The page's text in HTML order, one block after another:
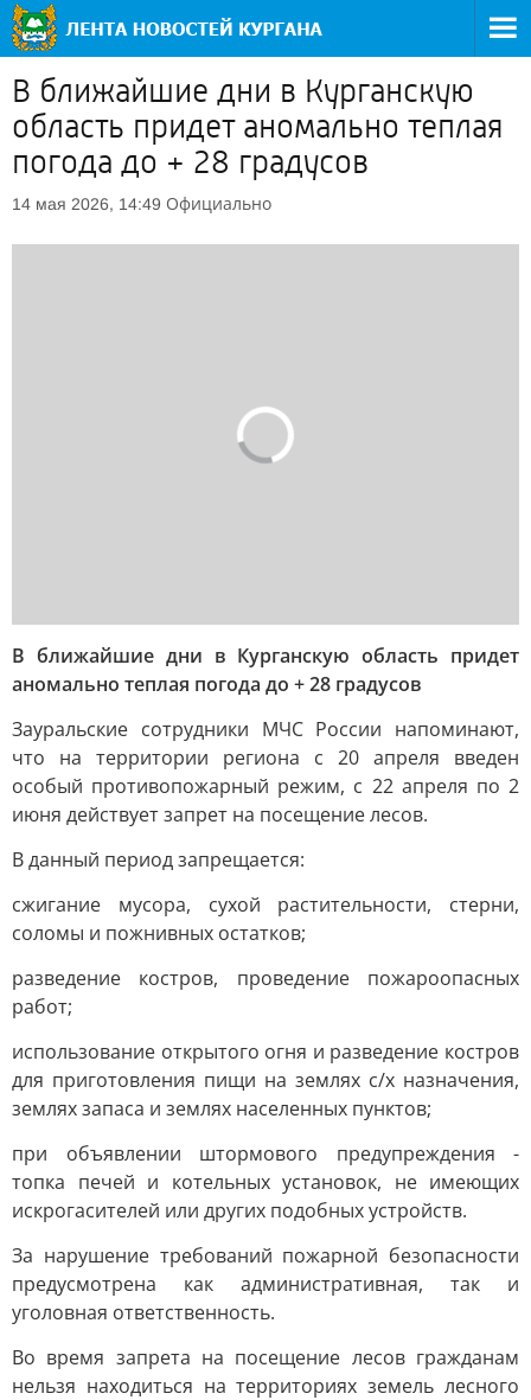
В ближайшие дни в Курганскую
область придет аномально теплая
погода до + 28 градусов
14 мая 2026, 14:49 Официально
В ближайшие дни в Курганскую область придет
аномально теплая погода до + 28 градусов
Зауральские сотрудники МЧС России напоминают,
что на территории региона с 20 апреля введен
особый противопожарный режим, с 22 апреля по 2
июня действует запрет на посещение лесов.
В данный период запрещается:
сжигание мусора, сухой растительности, стерни,
соломы и пожнивных остатков;
разведение костров, проведение пожароопасных
работ;
использование открытого огня и разведение костров
для приготовления пищи на землях с/х назначения,
землях запаса и землях населенных пунктов;
при объявлении штормового предупреждения -
топка печей и котельных установок, не имеющих
искрогасителей или других подобных устройств.
За нарушение требований пожарной безопасности
предусмотрена как административная, так и
уголовная ответственность.
Во время запрета на посещение лесов гражданам
нельзя находиться на территориях земель лесного